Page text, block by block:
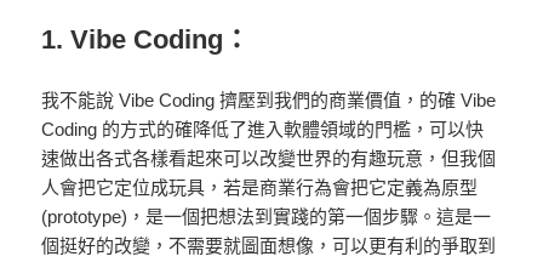
1. Vibe Coding：
我不能說 Vibe Coding 擠壓到我們的商業價值，的確 Vibe
Coding 的方式的確降低了進入軟體領域的門檻，可以快
速做出各式各樣看起來可以改變世界的有趣玩意，但我個
人會把它定位成玩具，若是商業行為會把它定義為原型
(prototype)，是一個把想法到實踐的第一個步驟。這是一
個挺好的改變，不需要就圖面想像，可以更有利的爭取到